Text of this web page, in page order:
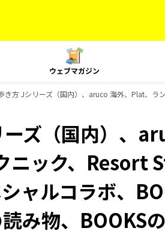
ウェブマガジン
き方 Jシリーズ（国内）、aruco 海外、Plat、ラ
ズ（国内）、
ニック、Resort
ャルコラボ、
み物、BOOKS